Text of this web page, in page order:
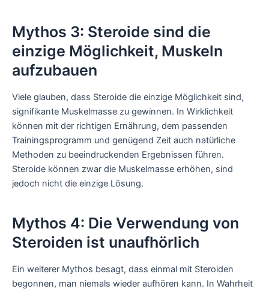
Mythos 3: Steroide sind die
einzige Möglichkeit, Muskeln
aufzubauen
Viele glauben, dass Steroide die einzige Möglichkeit sind,
signifikante Muskelmasse zu gewinnen. In Wirklichkeit
können mit der richtigen Ernährung, dem passenden
Trainingsprogramm und genügend Zeit auch natürliche
Methoden zu beeindruckenden Ergebnissen führen.
Steroide können zwar die Muskelmasse erhöhen, sind
jedoch nicht die einzige Lösung.
Mythos 4: Die Verwendung von
Steroiden ist unaufhörlich
Ein weiterer Mythos besagt, dass einmal mit Steroiden
begonnen, man niemals wieder aufhören kann. In Wahrheit